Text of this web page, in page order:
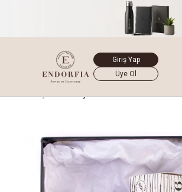
Giriş Yap
Üye Ol